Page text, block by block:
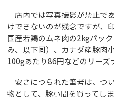
店内では写真撮影が禁止で
けできないのが残念ですが、
国産若鶏のムネ肉の2kgパッ
み、以下同）、カナダ産豚肉
100gあたり86円などのリーズ
安さにつられた筆者は、つ
物として、豚小間を買ってしま